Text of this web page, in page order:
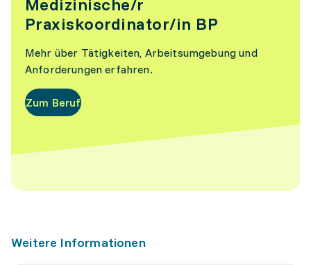
Medizinische/r
Praxiskoordinator/in BP
Mehr über Tätigkeiten, Arbeitsumgebung und
Anforderungen erfahren.
Zum Beruf
Weitere Informationen